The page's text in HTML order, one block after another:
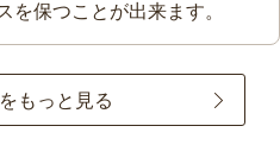
を保つことが出来ます。
もっと見る